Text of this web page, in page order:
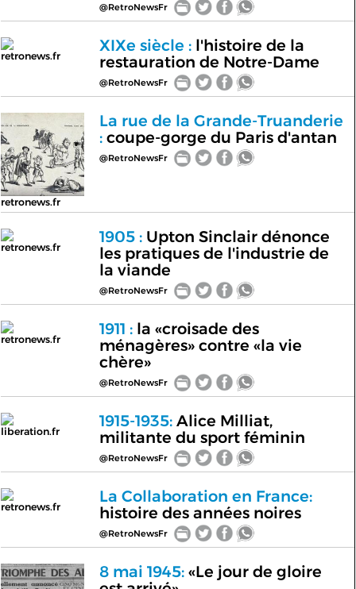
@RetroNewsFr
retronews.fr
XIXe siècle :l'histoire de la
restauration de Notre-Dame
@RetroNewsFr
retronews.fr
La rue de la Grande-Truanderie
:coupe-gorge du Paris d'antan
@RetroNewsFr
retronews.fr
1905 :Upton Sinclair dénonce
les pratiques de l'industrie de
la viande
@RetroNewsFr
retronews.fr
1911 :la «croisade des
ménagères» contre «la vie
chère»
@RetroNewsFr
liberation.fr
1915-1935:Alice Milliat,
militante du sport féminin
@RetroNewsFr
retronews.fr
La Collaboration en France:
histoire des années noires
@RetroNewsFr
8 mai 1945:«Le jour de gloire